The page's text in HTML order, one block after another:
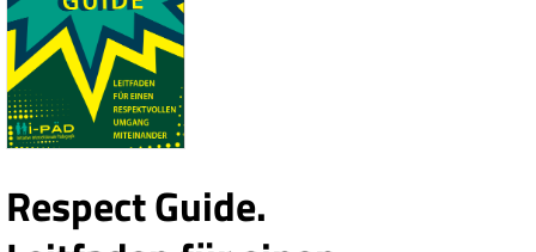
Respect Guide.